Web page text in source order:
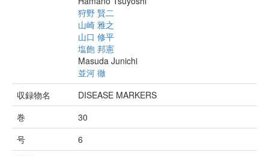
狩野 賢二
山崎 雅之
山口 修平
塩飽 邦憲
Masuda Junichi
並河 徹
収録物名
DISEASE MARKERS
巻
30
号
6